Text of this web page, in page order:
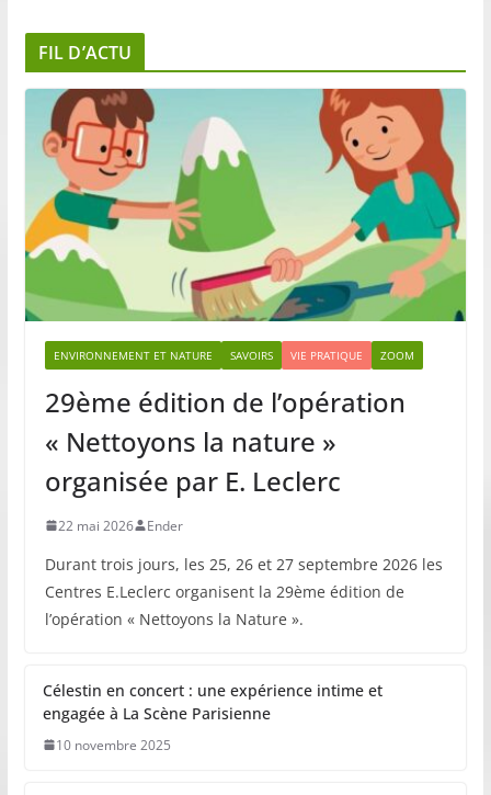
FIL D’ACTU
ENVIRONNEMENT ET NATURE SAVOIRS VIE PRATIQUE ZOOM
29ème édition de l’opération
« Nettoyons la nature »
organisée par E. Leclerc
22 mai 2026 Ender
Durant trois jours, les 25, 26 et 27 septembre 2026 les
Centres E.Leclerc organisent la 29ème édition de
l’opération « Nettoyons la Nature ».
Célestin en concert : une expérience intime et
engagée à La Scène Parisienne
10 novembre 2025